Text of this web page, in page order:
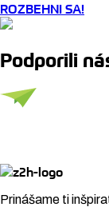
ROZBEHNI SA!
Podporili
Prinášame ti